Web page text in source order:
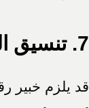
7. تنسيق الخبرة الفنية
قد يلزم خبير